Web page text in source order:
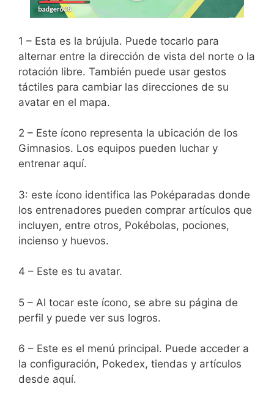
1 – Esta es la brújula. Puede tocarlo para
alternar entre la dirección de vista del norte o la
rotación libre. También puede usar gestos
táctiles para cambiar las direcciones de su
avatar en el mapa.
2 – Este ícono representa la ubicación de los
Gimnasios. Los equipos pueden luchar y
entrenar aquí.
3: este ícono identifica las Poképaradas donde
los entrenadores pueden comprar artículos que
incluyen, entre otros, Pokébolas, pociones,
incienso y huevos.
4 – Este es tu avatar.
5 – Al tocar este ícono, se abre su página de
perfil y puede ver sus logros.
6 – Este es el menú principal. Puede acceder a
la configuración, Pokedex, tiendas y artículos
desde aquí.